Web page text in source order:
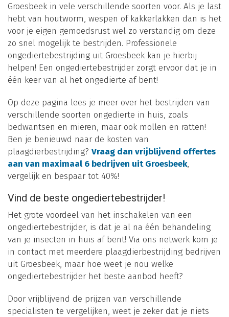
Groesbeek in vele verschillende soorten voor. Als je last
hebt van houtworm, wespen of kakkerlakken dan is het
voor je eigen gemoedsrust wel zo verstandig om deze
zo snel mogelijk te bestrijden. Professionele
ongediertebestrijding uit Groesbeek kan je hierbij
helpen! Een ongediertebestrijder zorgt ervoor dat je in
één keer van al het ongedierte af bent!
Op deze pagina lees je meer over het bestrijden van
verschillende soorten ongedierte in huis, zoals
bedwantsen en mieren, maar ook mollen en ratten!
Ben je benieuwd naar de kosten van
plaagdierbestrijding? Vraag dan vrijblijvend offertes
aan van maximaal 6 bedrijven uit Groesbeek,
vergelijk en bespaar tot 40%!
Vind de beste ongediertebestrijder!
Het grote voordeel van het inschakelen van een
ongediertebestrijder, is dat je al na één behandeling
van je insecten in huis af bent! Via ons netwerk kom je
in contact met meerdere plaagdierbestrijding bedrijven
uit Groesbeek, maar hoe weet je nou welke
ongediertebestrijder het beste aanbod heeft?
Door vrijblijvend de prijzen van verschillende
specialisten te vergelijken, weet je zeker dat je niets